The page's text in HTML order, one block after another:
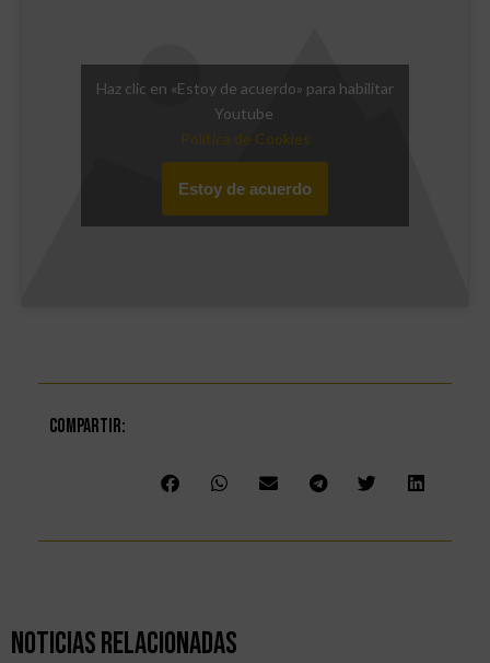
Haz clic en «Estoy de acuerdo» para habilitar
Youtube
Política de Cookies
Estoy de acuerdo
Compartir:
Noticias Relacionadas